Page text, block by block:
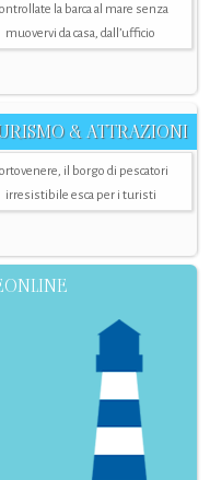
la barca al mare senza
muovervi da casa, dall’ufficio
& ATTRAZIONI
il borgo di pescatori
irresistibile esca per i turisti